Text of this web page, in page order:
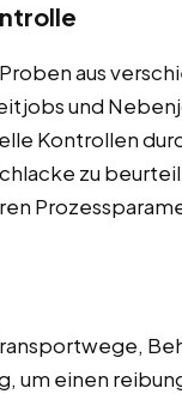
aus
und
Kontrollen
zu
um einen